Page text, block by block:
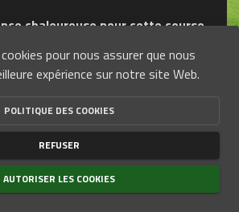
chaleureuse pour cette course
Velzic.
Le programme :
un lot sera offert aux inscrits
le 20 juin 2026
de départ sont les suivants :
pour nous assurer que nous
expérience sur notre site Web.
POLITIQUE DES COOKIES
REFUSER
AUTORISER LES COOKIES